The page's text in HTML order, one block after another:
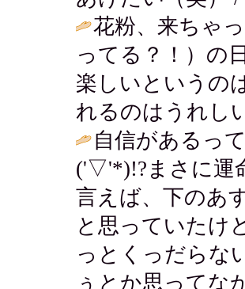
花粉、来ちゃ
ってる？！）の
楽しいというの
れるのはうれし
自信があるっ
('▽'*)!?まさに運
言えば、下のあ
と思っていたけ
っとくっだらな
ぅとか思ってな